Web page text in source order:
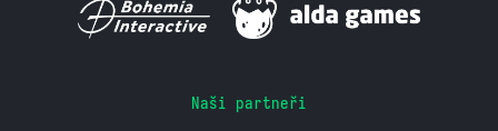
Naši partneři